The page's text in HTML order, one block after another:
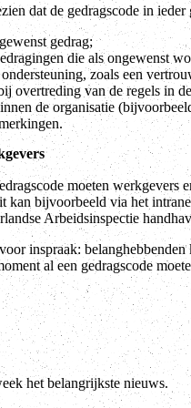
dat de gedragscode in
gedrag;
die als ongewenst
zoals een
overtreding van de regels in
de organisatie
moeten
bijvoorbeeld via het
Arbeidsinspectie
inspraak:
al een gedragscode
het belangrijkste nieuws.